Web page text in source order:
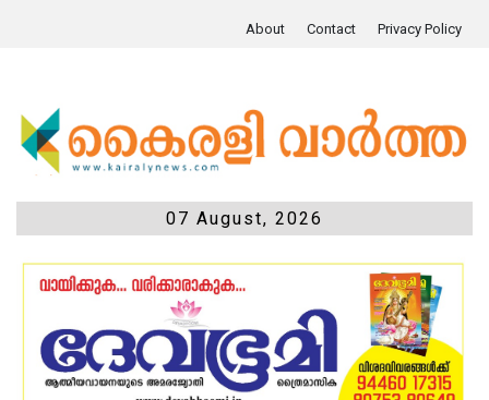
About Contact Privacy Policy
07 August, 2026